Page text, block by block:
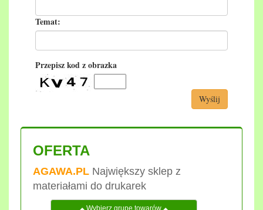
Temat:
Przepisz kod z obrazka
Wyślij
OFERTA
AGAWA.PL Największy sklep z
materiałami do drukarek
Wybierz grupę towarów